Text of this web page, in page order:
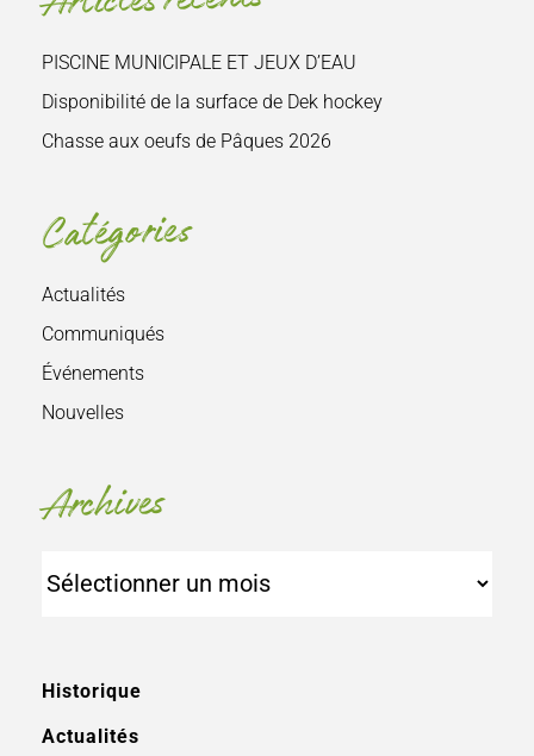
PISCINE MUNICIPALE ET JEUX D’EAU
Disponibilité de la surface de Dek hockey
Chasse aux oeufs de Pâques 2026
Catégories
Actualités
Communiqués
Événements
Nouvelles
Archives
Historique
Actualités